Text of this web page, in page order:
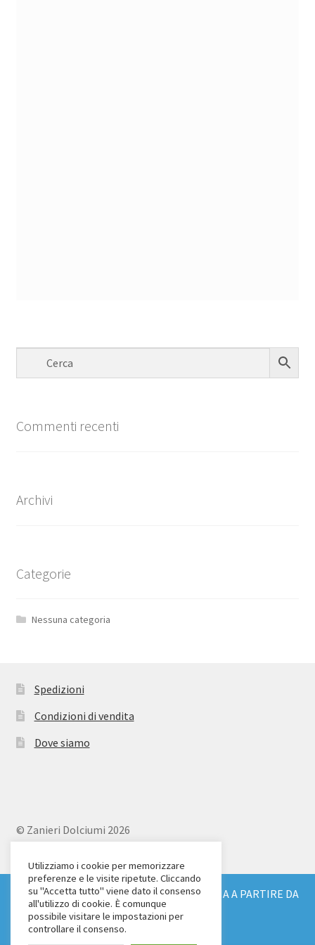
SPEDIZIONE GRATUITA IN TUTTA ITALIA A PARTIRE DA
€ 150
Ignora
Commenti recenti
Archivi
Categorie
Nessuna categoria
Spedizioni
Condizioni di vendita
Dove siamo
© Zanieri Dolciumi 2026
Via Alfieri 18
Scandicci (FI)
Tel. 055 2571707
C.F. e P.IVA: 04904430487
Utilizziamo i cookie per memorizzare
preferenze e le visite ripetute. Cliccando
su "Accetta tutto" viene dato il consenso
all'utilizzo di cookie. È comunque
possibile visitare le impostazioni per
controllare il consenso.